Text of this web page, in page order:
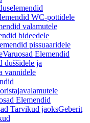
WC-pottidele
valamutele
bideedele
pissuaaridele
Varuosad Elemendid
duššidele ja
vannidele
Elemendid
Tarvikud jaoksGeberit